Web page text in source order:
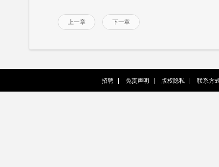
上一章 下一章
招聘 免责声明 版权隐私 联系方